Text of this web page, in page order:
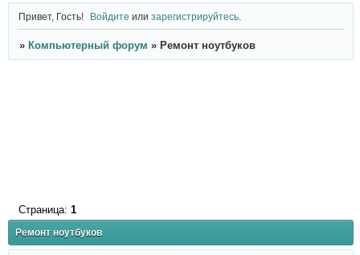
Привет, Гость! Войдите илизарегистрируйтесь
» Компьютерный форум » Ремонт ноутбуков
Ремонт ноутбуков
Страница: 1